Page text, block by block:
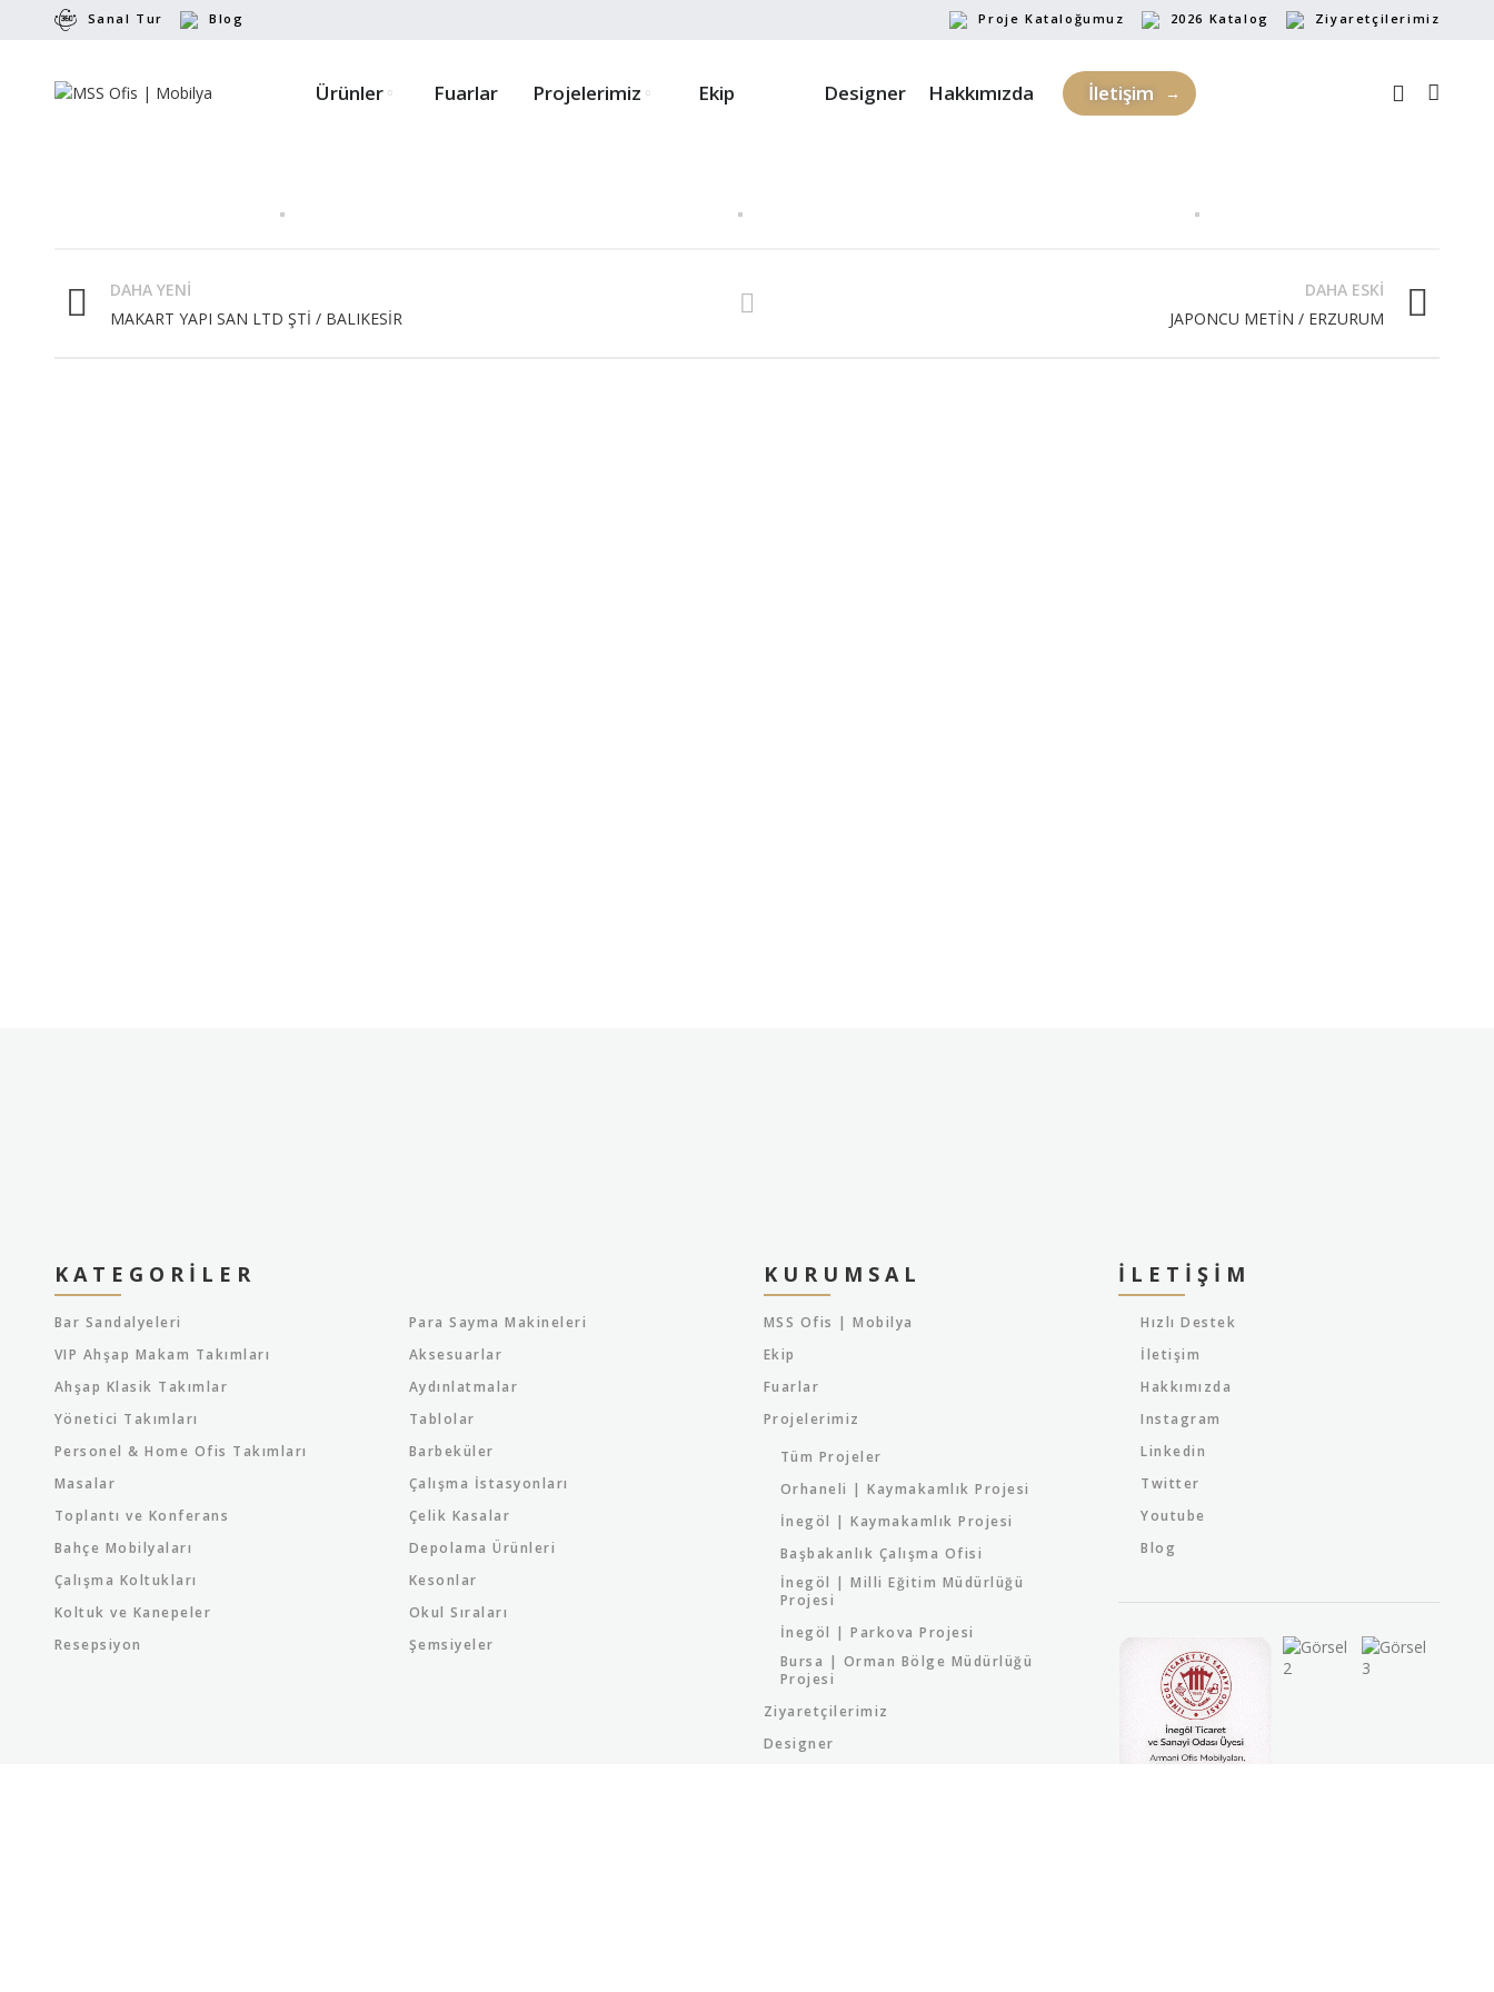
Sanal Tur Blog Proje Kataloğumuz 2026 Katalog Ziyaretçilerimiz
Ürünler Fuarlar Projelerimiz Ekip Designer Hakkımızda İletişim
DAHA YENI
MAKART YAPI SAN LTD ŞTİ / BALIKESİR
DAHA ESKI
JAPONCU METİN / ERZURUM
KATEGORILER
Bar Sandalyeleri
VIP Ahşap Makam Takımları
Ahşap Klasik Takımlar
Yönetici Takımları
Personel & Home Ofis Takımları
Masalar
Toplantı ve Konferans
Bahçe Mobilyaları
Çalışma Koltukları
Koltuk ve Kanepeler
Resepsiyon
Para Sayma Makineleri
Aksesuarlar
Aydınlatmalar
Tablolar
Barbeküler
Çalışma İstasyonları
Çelik Kasalar
Depolama Ürünleri
Kesonlar
Okul Sıraları
Şemsiyeler
KURUMSAL
MSS Ofis | Mobilya
Ekip
Fuarlar
Projelerimiz
Tüm Projeler
Orhaneli | Kaymakamlık Projesi
İnegöl | Kaymakamlık Projesi
Başbakanlık Çalışma Ofisi
İnegöl | Milli Eğitim Müdürlüğü
Projesi
İnegöl | Parkova Projesi
Bursa | Orman Bölge Müdürlüğü
Projesi
Ziyaretçilerimiz
Designer
İLETIŞIM
Hızlı Destek
İletişim
Hakkımızda
Instagram
Linkedin
Twitter
Youtube
Blog